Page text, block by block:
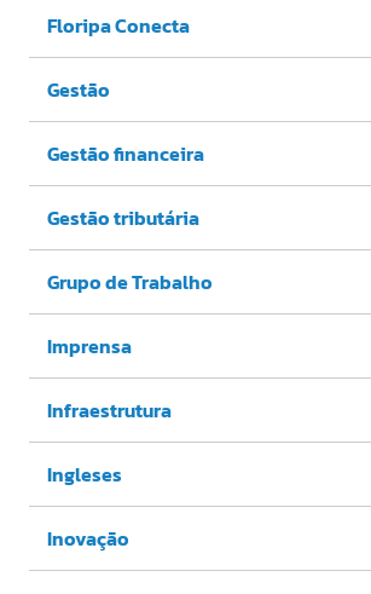
Floripa Conecta
Gestão
Gestão financeira
Gestão tributária
Grupo de Trabalho
Imprensa
Infraestrutura
Ingleses
Inovação